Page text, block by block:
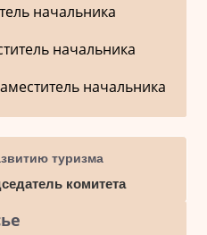
начальника
начальника
начальника
туризма
комитета